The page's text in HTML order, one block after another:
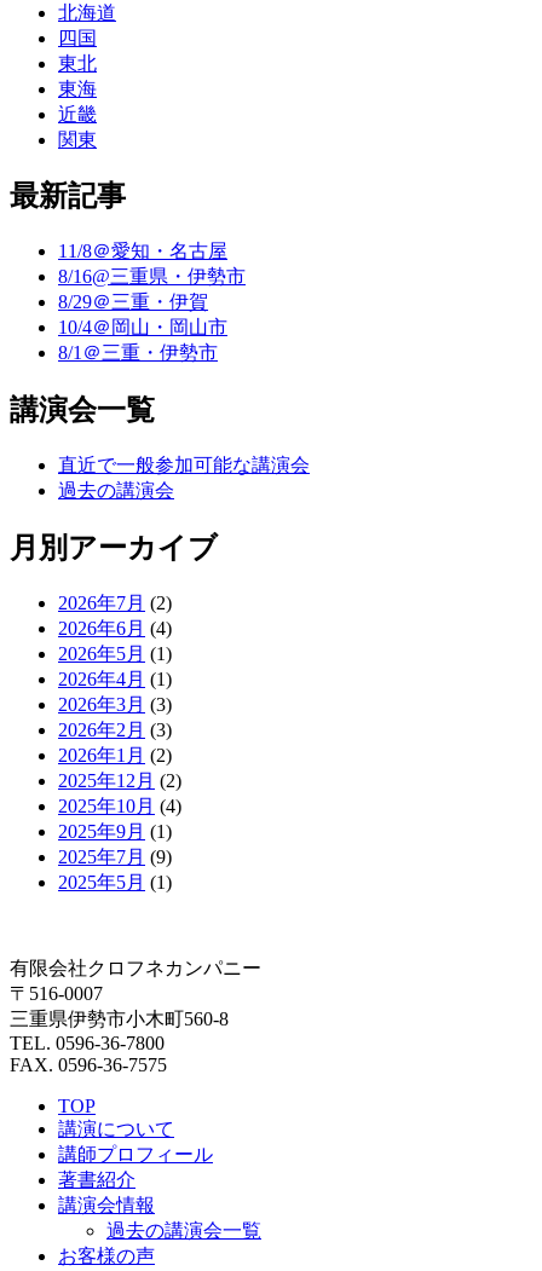
北海道
四国
東北
東海
近畿
関東
最新記事
11/8＠愛知・名古屋
8/16@三重県・伊勢市
8/29＠三重・伊賀
10/4＠岡山・岡山市
8/1＠三重・伊勢市
講演会一覧
直近で一般参加可能な講演会
過去の講演会
月別アーカイブ
2026年7月 (2)
2026年6月 (4)
2026年5月 (1)
2026年4月 (1)
2026年3月 (3)
2026年2月 (3)
2026年1月 (2)
2025年12月 (2)
2025年10月 (4)
2025年9月 (1)
2025年7月 (9)
2025年5月 (1)
有限会社クロフネカンパニー
〒516-0007
三重県伊勢市小木町560-8
TEL. 0596-36-7800
FAX. 0596-36-7575
TOP
講演について
講師プロフィール
著書紹介
講演会情報
過去の講演会一覧
お客様の声